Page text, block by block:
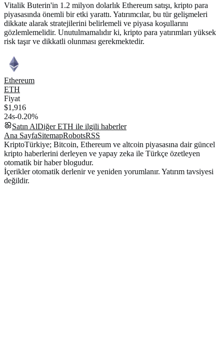
Vitalik Buterin'in 1.2 milyon dolarlık Ethereum satışı, kripto para
piyasasında önemli bir etki yarattı. Yatırımcılar, bu tür gelişmeleri
dikkate alarak stratejilerini belirlemeli ve piyasa koşullarını
gözlemlemelidir. Unutulmamalıdır ki, kripto para yatırımları yüksek
risk taşır ve dikkatli olunması gerekmektedir.
Ethereum
ETH
Fiyat
$1,916
24s-0.20%
Satın AlDiğerETH ile ilgili haberler
Ana SayfaSitemapRobotsRSS
KriptoTürkiye; Bitcoin, Ethereum ve altcoin piyasasına dair güncel
kripto haberlerini derleyen ve yapay zeka ile Türkçe özetleyen
otomatik bir haber blogudur.
İçerikler otomatik derlenir ve yeniden yorumlanır. Yatırım tavsiyesi
değildir.